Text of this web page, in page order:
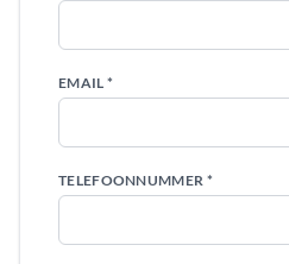
EMAIL *
TELEFOONNUMMER *